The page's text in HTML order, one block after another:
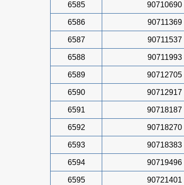
6585 90710690
6586 90711369
6587 90711537
6588 90711993
6589 90712705
6590 90712917
6591 90718187
6592 90718270
6593 90718383
6594 90719496
6595 90721401